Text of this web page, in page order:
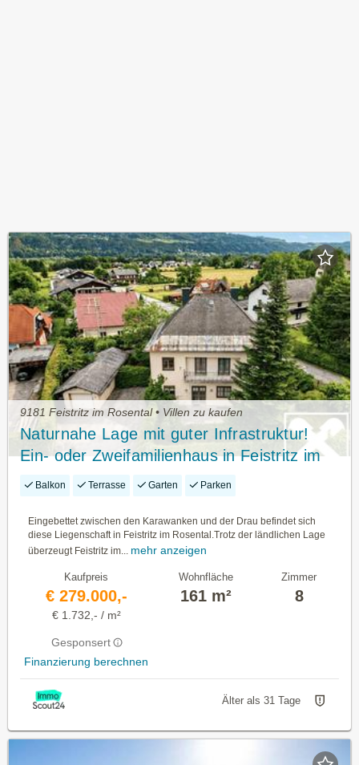
9181 Feistritz im Rosental • Villen zu kaufen
Naturnahe Lage mit guter Infrastruktur!
Ein- oder Zweifamilienhaus in Feistritz im
Rosental
Balkon Terrasse Garten Parken
Eingebettet zwischen den Karawanken und der Drau befindet sich
diese Liegenschaft in Feistritz im Rosental.Trotz der ländlichen Lage
überzeugt Feistritz im... mehr anzeigen
Kaufpreis
€ 279.000,-
€ 1.732,- / m²
Gesponsert
Finanzierung berechnen
Wohnfläche
161 m²
Zimmer
8
Älter als 31 Tage